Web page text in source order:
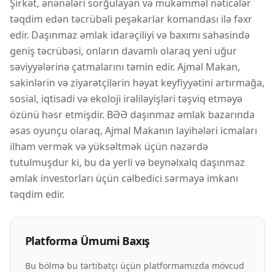
Şirkət, ənənələri sorğulayan və mükəmməl nəticələr
təqdim edən təcrübəli peşəkarlar komandası ilə fəxr
edir. Daşınmaz əmlak idarəçiliyi və baxımı sahəsində
geniş təcrübəsi, onların davamlı olaraq yeni uğur
səviyyələrinə çatmalarını təmin edir. Ajmal Makan,
sakinlərin və ziyarətçilərin həyat keyfiyyətini artırmağa,
sosial, iqtisadi və ekoloji irəliləyişləri təşviq etməyə
özünü həsr etmişdir. BƏƏ daşınmaz əmlak bazarında
əsas oyunçu olaraq, Ajmal Makanın layihələri icmaları
ilham vermək və yüksəltmək üçün nəzərdə
tutulmuşdur ki, bu da yerli və beynəlxalq daşınmaz
əmlak investorları üçün cəlbedici sərmayə imkanı
təqdim edir.
Platforma Ümumi Baxış
Bu bölmə bu tərtibatçı üçün platformamızda mövcud